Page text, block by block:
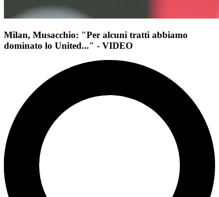
Milan, Musacchio: "Per alcuni tratti abbiamo
dominato lo United..." - VIDEO